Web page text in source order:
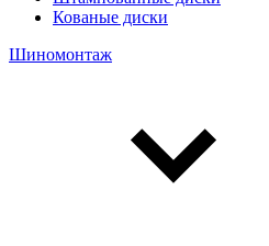
Кованые диски
Шиномонтаж